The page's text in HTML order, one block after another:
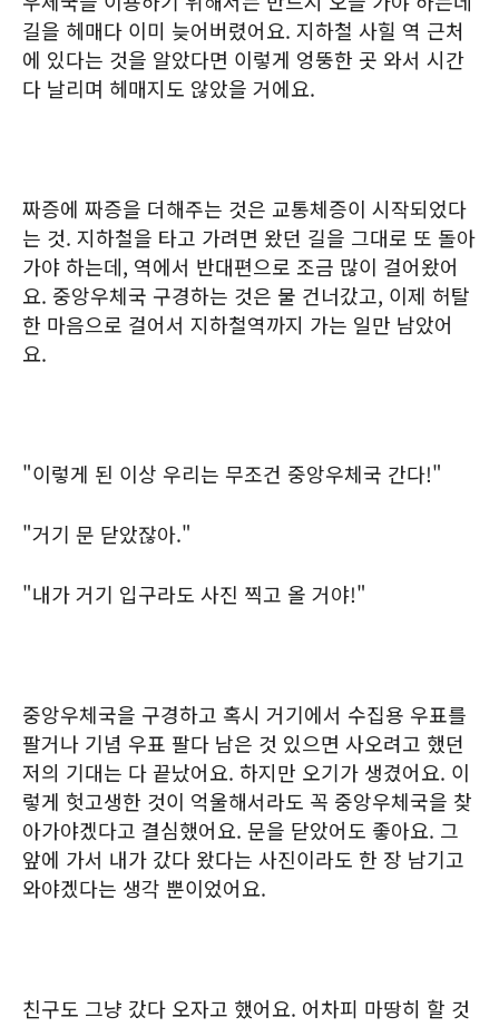
길을 헤매다 이미 늦어버렸어요. 지하철 사힐 역 근처
에 있다는 것을 알았다면 이렇게 엉뚱한 곳 와서 시간
다 날리며 헤매지도 않았을 거에요.
짜증에 짜증을 더해주는 것은 교통체증이 시작되었다
는 것. 지하철을 타고 가려면 왔던 길을 그대로 또 돌아
가야 하는데, 역에서 반대편으로 조금 많이 걸어왔어
요. 중앙우체국 구경하는 것은 물 건너갔고, 이제 허탈
한 마음으로 걸어서 지하철역까지 가는 일만 남았어
요.
"이렇게 된 이상 우리는 무조건 중앙우체국 간다!"
"거기 문 닫았잖아."
"내가 거기 입구라도 사진 찍고 올 거야!"
중앙우체국을 구경하고 혹시 거기에서 수집용 우표를
팔거나 기념 우표 팔다 남은 것 있으면 사오려고 했던
저의 기대는 다 끝났어요. 하지만 오기가 생겼어요. 이
렇게 헛고생한 것이 억울해서라도 꼭 중앙우체국을 찾
아가야겠다고 결심했어요. 문을 닫았어도 좋아요. 그
앞에 가서 내가 갔다 왔다는 사진이라도 한 장 남기고
와야겠다는 생각 뿐이었어요.
친구도 그냥 갔다 오자고 했어요. 어차피 마땅히 할 것